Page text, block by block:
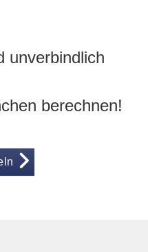
unverbindlich
berechnen!